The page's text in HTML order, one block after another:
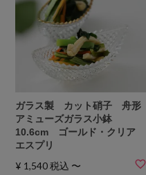
ガラス製 カット硝子 舟形
アミューズガラス小鉢
10.6cm ゴールド・クリア
エスプリ
¥ 1,540 税込 〜